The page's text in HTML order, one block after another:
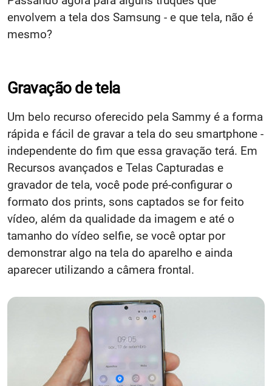
envolvem a tela dos Samsung - e que tela, não é
mesmo?
Gravação de tela
Um belo recurso oferecido pela Sammy é a forma
rápida e fácil de gravar a tela do seu smartphone -
independente do fim que essa gravação terá. Em
Recursos avançados e Telas Capturadas e
gravador de tela, você pode pré-configurar o
formato dos prints, sons captados se for feito
vídeo, além da qualidade da imagem e até o
tamanho do vídeo selfie, se você optar por
demonstrar algo na tela do aparelho e ainda
aparecer utilizando a câmera frontal.